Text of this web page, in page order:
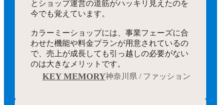
とショップ運営の道筋がハッキリ見えたのを
今でも覚えています。
カラーミーショップには、事業フェーズに合
わせた機能や料金プランが用意されているの
で、売上が成長しても引っ越しの必要がない
のは大きなメリットです。
KEY MEMORY神奈川県 / ファッション